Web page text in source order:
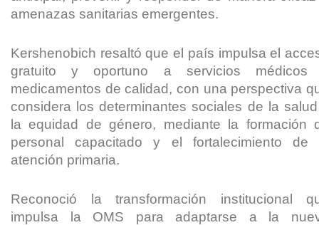
amenazas sanitarias emergentes.
Kershenobich resaltó que el país impulsa el
gratuito y oportuno a servicios médicos
medicamentos de calidad, con una perspectiva
considera los determinantes sociales de la
la equidad de género, mediante la formación
personal capacitado y el fortalecimiento de
atención primaria.
Reconoció la transformación institucional
impulsa la OMS para adaptarse a la